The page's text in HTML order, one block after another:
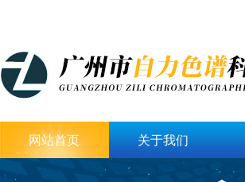
网站首页 关于我们